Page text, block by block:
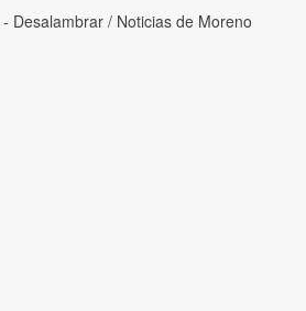
- Desalambrar / Noticias de Moreno